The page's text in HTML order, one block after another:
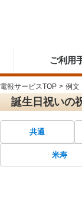
ご利用
電報サービスTOP > 例文
誕生日祝いの
共通
米寿